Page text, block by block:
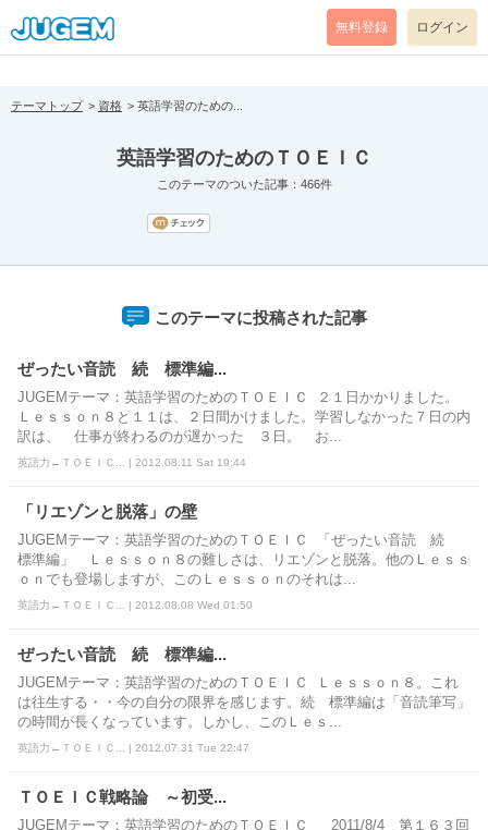
[pear_error: message="Success" code=0 mode=return level=notice
prefix="" info=""]
無料登録 ログイン
テーマトップ 資格 英語学習のための...
英語学習のためのＴＯＥＩＣ
このテーマのついた記事：466件
このテーマに投稿された記事
ぜったい音読 続 標準編...
JUGEMテーマ：英語学習のためのＴＯＥＩＣ ２１日かかりました。
Ｌｅｓｓｏｎ８と１１は、２日間かけました。学習しなかった７日の内
訳は、 仕事が終わるのが遅かった ３日。 お...
英語力←ＴＯＥＩＣ... | 2012.08.11 Sat 19:44
「リエゾンと脱落」の壁
JUGEMテーマ：英語学習のためのＴＯＥＩＣ 「ぜったい音読 続
標準編」 Ｌｅｓｓｏｎ８の難しさは、リエゾンと脱落。他のＬｅｓｓ
ｏｎでも登場しますが、このＬｅｓｓｏｎのそれは...
英語力←ＴＯＥＩＣ... | 2012.08.08 Wed 01:50
ぜったい音読 続 標準編...
JUGEMテーマ：英語学習のためのＴＯＥＩＣ Ｌｅｓｓｏｎ８。これ
は往生する・・今の自分の限界を感じます。続 標準編は「音読筆写」
の時間が長くなっています。しかし、このＬｅｓ...
英語力←ＴＯＥＩＣ... | 2012.07.31 Tue 22:47
ＴＯＥＩＣ戦略論 ～初受...
JUGEMテーマ：英語学習のためのＴＯＥＩＣ 2011/8/4 第１６３回